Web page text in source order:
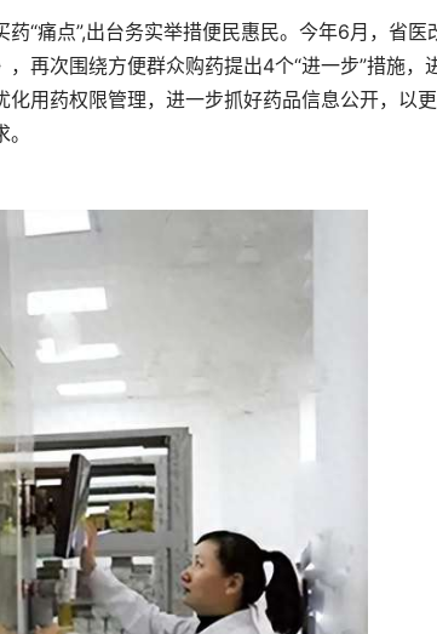
痛点”,出台务实举措便民惠民。今年6月，省医
再次围绕方便群众购药提出4个“进一步”措施，
用药权限管理，进一步抓好药品信息公开，以